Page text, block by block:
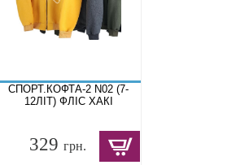
СПОРТ.КОФТА-2 N02 (7-
12ЛІТ) ФЛІС ХАКІ
329 грн.